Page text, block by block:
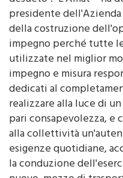
presidente
della costruzione
impegno perché tutte
utilizzate nel miglior
impegno e misura
dedicati al
realizzare alla luce di
pari consapevolezza, e
alla collettività
esigenze quotidiane,
la conduzione